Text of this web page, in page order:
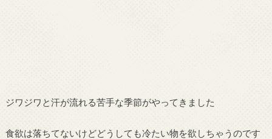
ジワジワと汗が流れる苦手な季節がやってきました
食欲は落ちてないけどどうしても冷たい物を欲しちゃうのです